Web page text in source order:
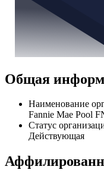
Общая
Наименование
Fannie Mae Pool
Статус
Действующая